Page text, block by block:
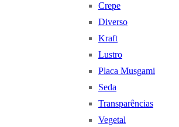
Crepe
Diverso
Kraft
Lustro
Placa Musgami
Seda
Transparências
Vegetal